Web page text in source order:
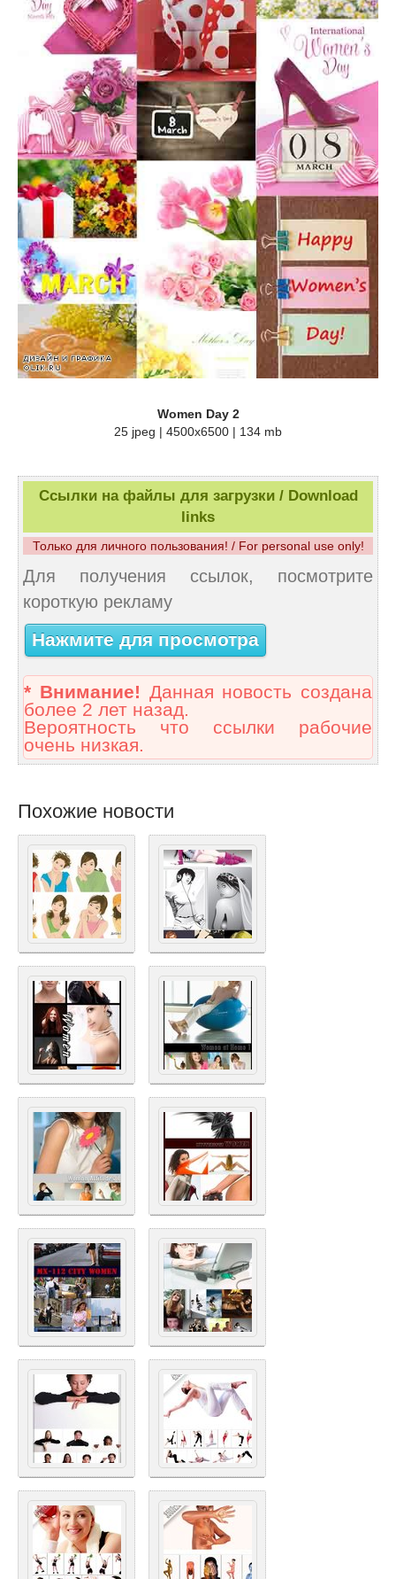
Women Day 2
25 jpeg | 4500x6500 | 134 mb
Ссылки на файлы для загрузки / Download
links
Только для личного пользования! / For personal use only!
Для получения ссылок, посмотрите
короткую рекламу
Нажмите для просмотра
* Внимание! Данная новость создана
более 2 лет назад.
Вероятность что ссылки рабочие
очень низкая.
Похожие новости